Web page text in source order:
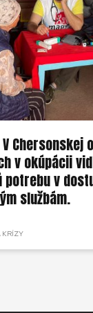
Chersonskej
v okúpácii
potrebu v
službám.
KRÍZY